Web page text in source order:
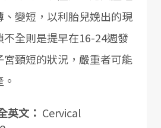
變短，以利胎兒娩出的現
不全則是提早在16-24週發
頸短的狀況，嚴重者可能
英文： Cervical